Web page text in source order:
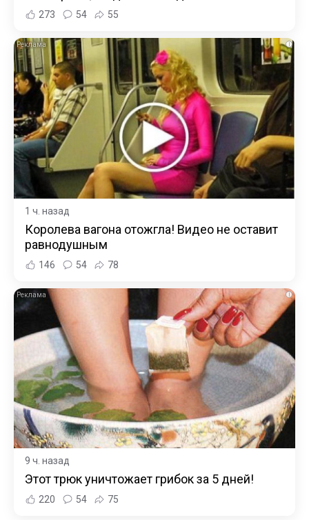
273 54 55
i
1 ч. назад
Королева вагона отожгла! Видео не оставит
равнодушным
146 54 78
i
9 ч. назад
Этот трюк уничтожает грибок за 5 дней!
220 54 75